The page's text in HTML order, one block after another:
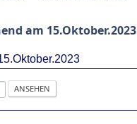
am 15.Oktober.2023